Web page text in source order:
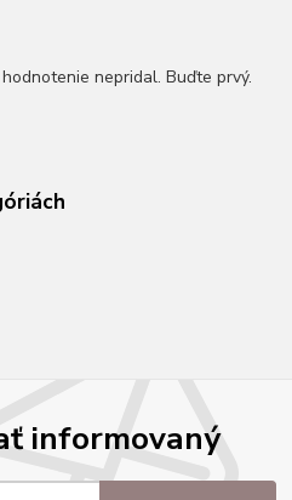
nepridal. Buďte prvý.
informovaný